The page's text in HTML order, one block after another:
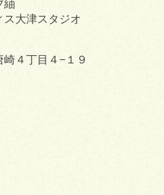
紬
ス大津スタジオ
４丁目４−１９